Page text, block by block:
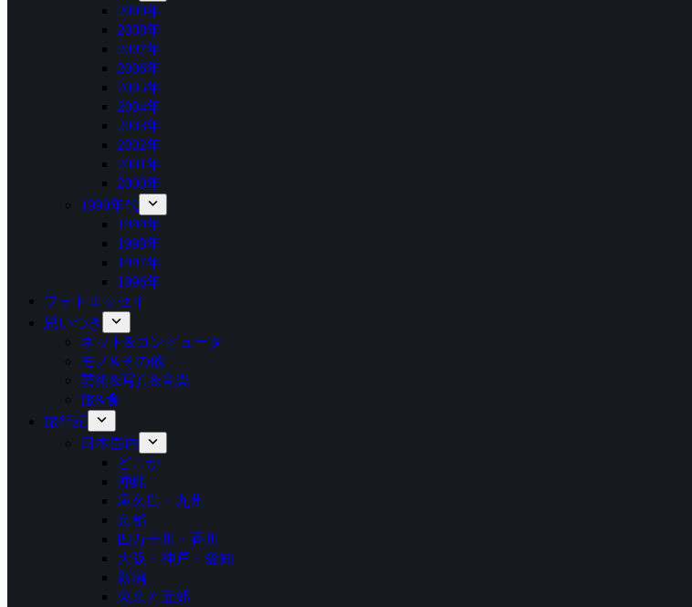
2009年
2008年
2007年
2006年
2005年
2004年
2003年
2002年
2001年
2000年
1990年代
1999年
1998年
1997年
1996年
フォトエッセイ
思いつき
ネット&コンピュータ
モノ&その他
芸術&写真&音楽
旅&食
旅行記
日本国内
どこか
沖縄
屋久島・九州
京都
四万十川・香川
大阪・神戸・愛知
新潟
東京と近郊